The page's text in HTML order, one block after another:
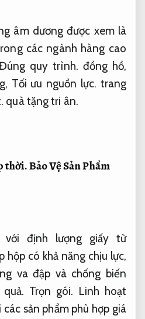
âm dương được xem là
các ngành hàng cao
quy trình. đồng hồ,
Tối ưu nguồn lực. trang
quà tặng tri ân.
thời.Bảo Vệ Sản Phẩm
với định lượng giấy từ
có khả năng chịu lực,
va đập và chống biến
Trọn gói. Linh hoạt
sản phẩm phù hợp giá